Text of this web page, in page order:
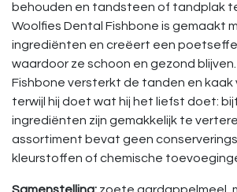
behouden en tandsteen of tandplak
Woolfies Dental Fishbone is gemaakt
ingrediënten en creëert een
waardoor ze schoon en gezond blijven.
Fishbone versterkt de tanden en kaak
terwijl hij doet wat hij het liefst doet:
ingrediënten zijn gemakkelijk te
assortiment bevat geen
kleurstoffen of chemische